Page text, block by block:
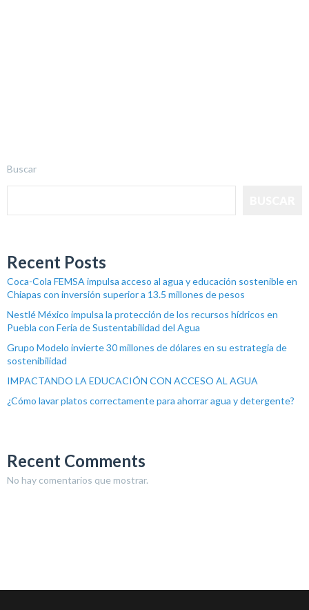
Buscar
Recent Posts
Coca-Cola FEMSA impulsa acceso al agua y educación sostenible en
Chiapas con inversión superior a 13.5 millones de pesos
Nestlé México impulsa la protección de los recursos hídricos en
Puebla con Feria de Sustentabilidad del Agua
Grupo Modelo invierte 30 millones de dólares en su estrategia de
sostenibilidad
IMPACTANDO LA EDUCACIÓN CON ACCESO AL AGUA
¿Cómo lavar platos correctamente para ahorrar agua y detergente?
Recent Comments
No hay comentarios que mostrar.